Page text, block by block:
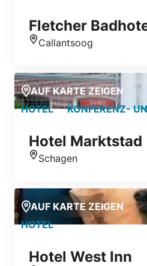
Fletcher
Callantsoog
AUF KARTE ZEIGEN
HOTEL KONFERENZ-
Hotel Marktstad
Standort
Schagen
AUF KARTE ZEIGEN
HOTEL
Hotel West Inn